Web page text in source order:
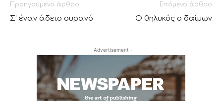
Προηγούμενο άρθρο
Σ’ έναν άδειο ουρανό
Επόμενο άρθρο
Ο θηλυκός ο δαίμων
- Advertisement -